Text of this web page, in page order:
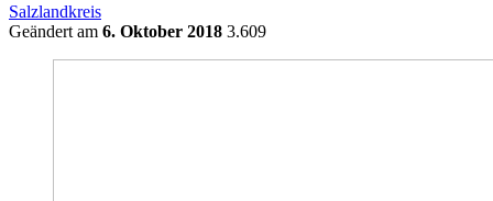
Salzlandkreis
Geändert am 6. Oktober 2018 3.609